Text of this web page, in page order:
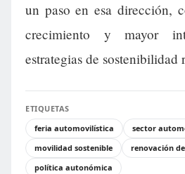
un paso en esa dirección,
crecimiento y mayor
estrategias de sostenibilidad
ETIQUETAS
feria automovilística
sector
movilidad sostenible
renovación
política autonómica